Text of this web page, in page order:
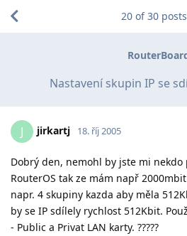
Nastavení skupin IP se
20 of30 posts
J jirkartj 18. říj 2005
Dobrý den, nemohl by jste mi
RouterOS tak ze mám např
napr. 4 skupiny kazda aby měla
by se IP sdílely rychlost 512Kbit.
- Public a Privat LAN karty. ?????